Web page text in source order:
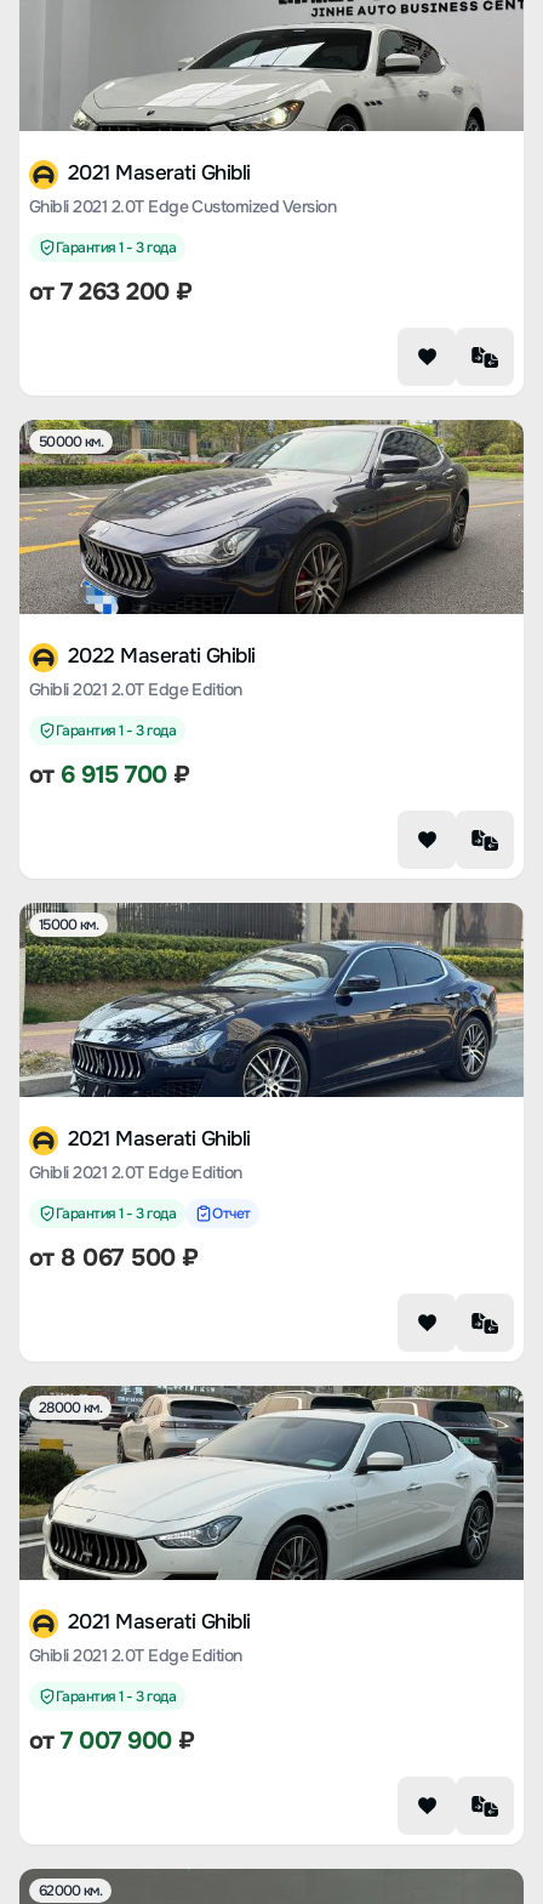
2021 Maserati Ghibli
Ghibli 2021 2.0T Edge Customized Version
Гарантия 1 - 3 года
от7 263 200₽
50000 км.
2022 Maserati Ghibli
Ghibli 2021 2.0T Edge Edition
Гарантия 1 - 3 года
от 6 915 700₽
15000 км.
2021 Maserati Ghibli
Ghibli 2021 2.0T Edge Edition
Гарантия 1 - 3 года Отчет
от 8 067 500₽
28000 км.
2021 Maserati Ghibli
Ghibli 2021 2.0T Edge Edition
Гарантия 1 - 3 года
от7 007 900₽
62000 км.